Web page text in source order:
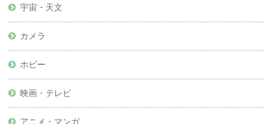
宇宙・天文
カメラ
ホビー
映画・テレビ
アニメ・マンガ